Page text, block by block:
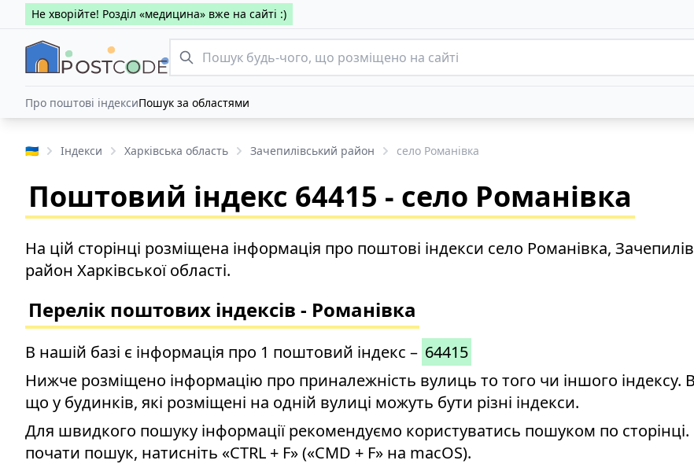
Не хворійте! Розділ «медицина» вже на сайті :)
Про поштові індексиПошук за областями
🇺🇦 Індекси Харківська область Зачепилівський район село Романівка
Поштовий індекс 64415 - село Романівка
На цій сторінці розміщена інформація про поштові індекси село Романівка,
район Харківської області.
Перелік поштових індексів - Романівка
В нашій базі є інформація про 1 поштовий індекс – 64415
Нижче розміщено інформацію про приналежність вулиць то того чи іншого індексу.
що у будинків, які розміщені на одній вулиці можуть бути різні індекси.
Для швидкого пошуку інформації рекомендуємо користуватись пошуком по
почати пошук, натисніть «CTRL + F» («CMD + F» на macOS).